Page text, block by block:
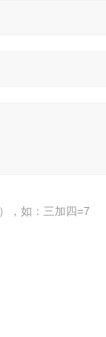
，如：三加四=7